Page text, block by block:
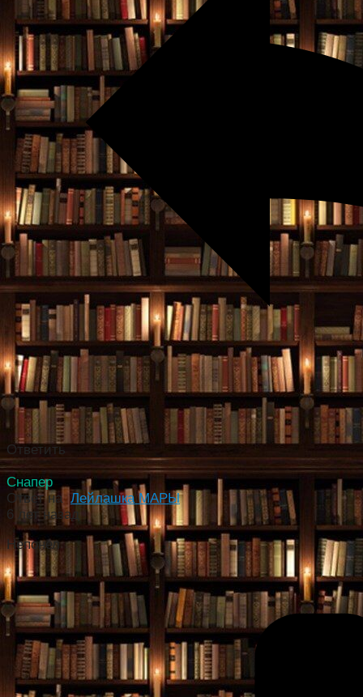
Ответить
Снапер
Ответ на Лейлашка МАРЫ
6 лет назад
Непонел